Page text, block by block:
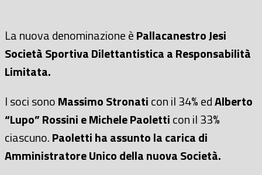
La nuova denominazione èPallacanestro Jesi
Società Sportiva Dilettantistica a Responsabilità
Limitata.
I soci sonoMassimo Stronaticon il 34% edAlberto
“Lupo” Rossini e Michele Paoletticon il 33%
ciascuno.Paoletti ha assunto la carica di
Amministratore Unico della nuova Società.